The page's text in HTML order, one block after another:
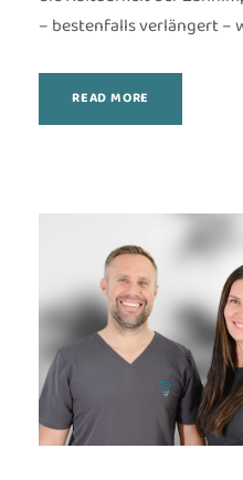
– bestenfalls verlängert –
READ MORE